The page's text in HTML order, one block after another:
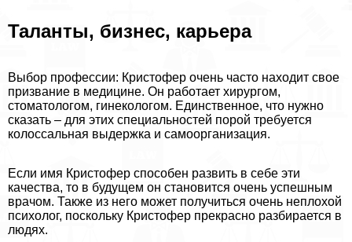
Таланты, бизнес, карьера
Выбор профессии: Кристофер очень часто находит свое
призвание в медицине. Он работает хирургом,
стоматологом, гинекологом. Единственное, что нужно
сказать – для этих специальностей порой требуется
колоссальная выдержка и самоорганизация.
Если имя Кристофер способен развить в себе эти
качества, то в будущем он становится очень успешным
врачом. Также из него может получиться очень неплохой
психолог, поскольку Кристофер прекрасно разбирается в
людях.